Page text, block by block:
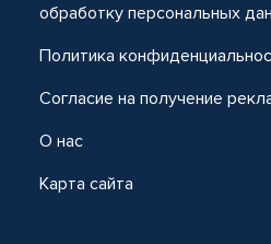
обработку персональных
Политика
Согласие на получение
О нас
Карта сайта